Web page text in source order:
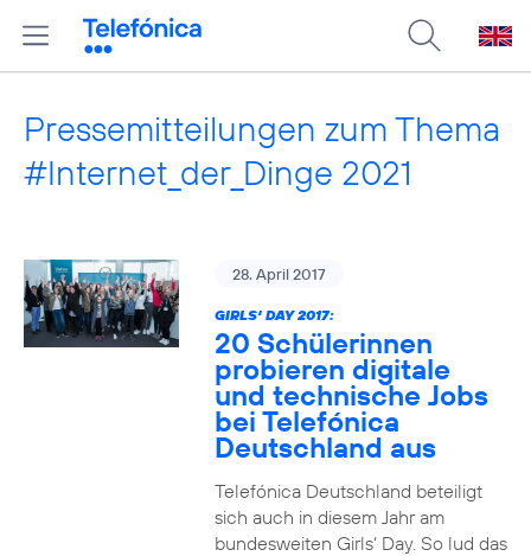
Pressemitteilungen zum Thema
#Internet_der_Dinge 2021
28. April 2017
GIRLS‘ DAY 2017:
20 Schülerinnen
probieren digitale
und technische Jobs
bei Telefónica
Deutschland aus
Telefónica Deutschland beteiligt
sich auch in diesem Jahr am
bundesweiten Girls‘ Day. So lud das